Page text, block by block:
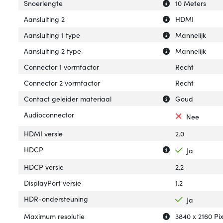
Uitleg over
Verberg uitleg
Snoerlengte
10 Meters
Uitleg over
Verberg uitleg
Aansluiting 2
HDMI
Uitleg over
Verberg uitleg
Aansluiting 1 type
Mannelijk
Uitleg over
Verberg uitleg
Aansluiting 2 type
Mannelijk
Connector 1 vormfactor
Recht
Connector 2 vormfactor
Recht
Uitleg over
Verberg uitleg
Contact geleider materiaal
Goud
Audioconnector
Nee
HDMI versie
2.0
Uitleg over 'HDCP'
Verberg uitleg
HDCP
Ja
HDCP versie
2.2
DisplayPort versie
1.2
HDR-ondersteuning
Ja
Uitleg over
Verberg uitleg
Maximum resolutie 3840 x 2160